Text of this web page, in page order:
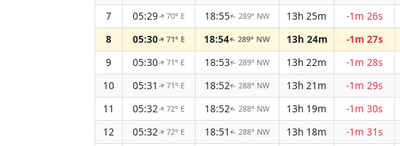
7
05:29↑70° E 18:55↑ 289° NW 13h 25m -1m 26s
8
05:30↑71° E 18:54↑289° NW 13h 24m -1m 27s
9
05:30↑71° E 18:53↑ 289° NW 13h 22m -1m 28s
10
05:31 ↑71° E 18:52↑ 288° NW 13h 21m -1m 29s
11
05:32↑72° E 18:52↑ 288° NW 13h 19m -1m 30s
12
05:32↑72° E 18:51 ↑ 288° NW 13h 18m -1m 31s